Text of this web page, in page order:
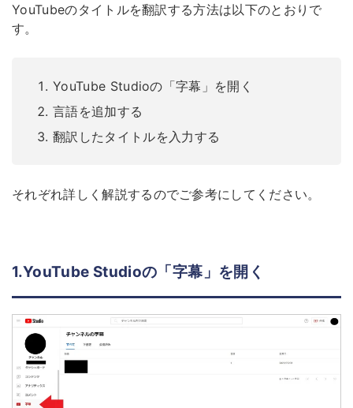
YouTubeのタイトルを翻訳する方法は以下のとおりで
す。
YouTube Studioの「字幕」を開く
言語を追加する
翻訳したタイトルを入力する
それぞれ詳しく解説するのでご参考にしてください。
1.YouTube Studioの「字幕」を開く